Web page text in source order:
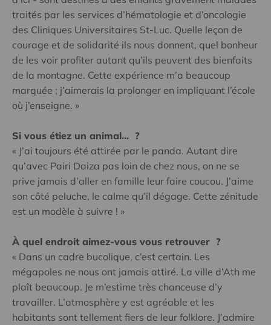
traités par les services d’hématologie et d’oncologie
des Cliniques Universitaires St-Luc. Quelle leçon de
courage et de solidarité ils nous donnent, quel bonheur
de les voir profiter autant qu’ils peuvent des bienfaits
de la montagne. Cette expérience m’a beaucoup
marquée ; j’aimerais la prolonger en impliquant l’école
où j’enseigne. »
Si vous étiez un animal... ?
« J’ai toujours été attirée par le panda. Autant dire
qu’avec Pairi Daiza pas loin de chez nous, on ne se
prive jamais d’aller en famille leur faire coucou. J’aime
son côté peluche, le calme qu’il dégage. Cette zénitude
est un modèle à suivre ! »
À quel endroit aimez-vous vous retrouver ?
« Dans un cadre bucolique, c’est certain. Les
mégapoles ne nous ont jamais attiré. La ville d’Ath me
plaît beaucoup. Je m’estime très chanceuse d’y
travailler. L’atmosphère y est agréable et les
habitants sont tellement fiers de leur folklore. J’admire